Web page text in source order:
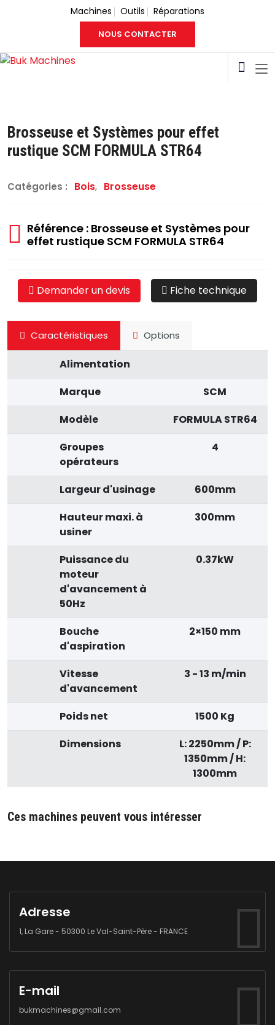
Machines Outils Réparations
NOUS CONTACTER
Brosseuse et Systèmes pour effet
rustique SCM FORMULA STR64
Catégories : Bois, Brosseuse
Référence : Brosseuse et Systèmes pour
effet rustique SCM FORMULA STR64
Demander un devis Fiche technique
Caractéristiques Options
Alimentation
Marque
SCM
Modèle
FORMULA STR64
Groupes
opérateurs
4
Largeur d'usinage
600mm
Hauteur maxi. à
usiner
300mm
Puissance du
moteur
d'avancement à
50Hz
0.37kW
Bouche
d'aspiration
2×150 mm
Vitesse
d'avancement
3 - 13 m/min
Poids net
1500 Kg
Dimensions
L: 2250mm / P:
1350mm / H:
1300mm
Ces machines peuvent vous intéresser
Adresse
1, La Gare - 50300 Le Val-Saint-Père - FRANCE
E-mail
bukmachines@gmail.com